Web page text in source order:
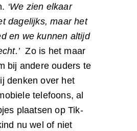
‘We zien elkaar
dagelijks, maar het
en we kunnen altijd
Zo is het maar
bij andere ouders te
denken over het
telefoons, al
plaatsen op Tik-
nu wel of niet